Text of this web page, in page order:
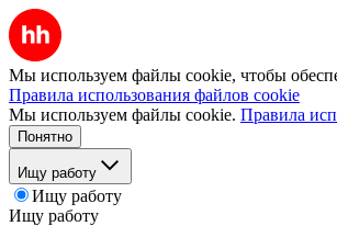
Мы используем файлы cookie, чтобы
Правила использования файлов cookie
Мы используем файлы cookie. Правила
Понятно
Ищу работу
Ищу работу
Ищу работу